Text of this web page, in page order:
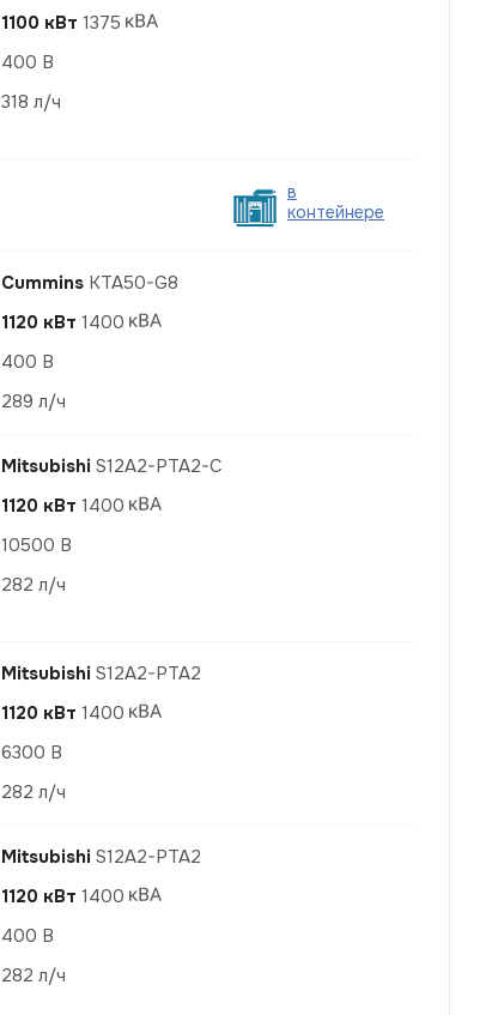
1100 кВт 1375
400 В
318 л/ч
в
контейнере
Cummins KTA50-G8
1120 кВт 1400
400 В
289 л/ч
Mitsubishi S12A2-PTA2-С
1120 кВт 1400
10500 В
282 л/ч
Mitsubishi S12A2-PTA2
1120 кВт 1400
6300 В
282 л/ч
Mitsubishi S12A2-PTA2
1120 кВт 1400
400 В
282 л/ч